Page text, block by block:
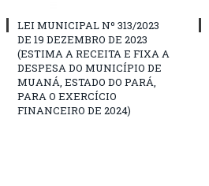
LEI MUNICIPAL Nº 313/2023
DE 19 DEZEMBRO DE 2023
(ESTIMA A RECEITA E FIXA A
DESPESA DO MUNICÍPIO DE
MUANÁ, ESTADO DO PARÁ,
PARA O EXERCÍCIO
FINANCEIRO DE 2024)